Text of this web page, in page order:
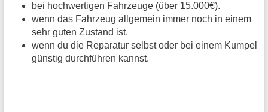
bei hochwertigen Fahrzeuge (über 15.000€).
wenn das Fahrzeug allgemein immer noch in einem
sehr guten Zustand ist.
wenn du die Reparatur selbst oder bei einem Kumpel
günstig durchführen kannst.